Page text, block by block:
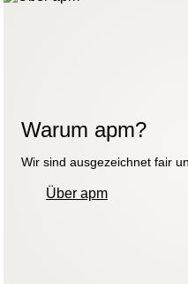
Warum apm?
Wir sind ausgezeichnet fair
Über apm